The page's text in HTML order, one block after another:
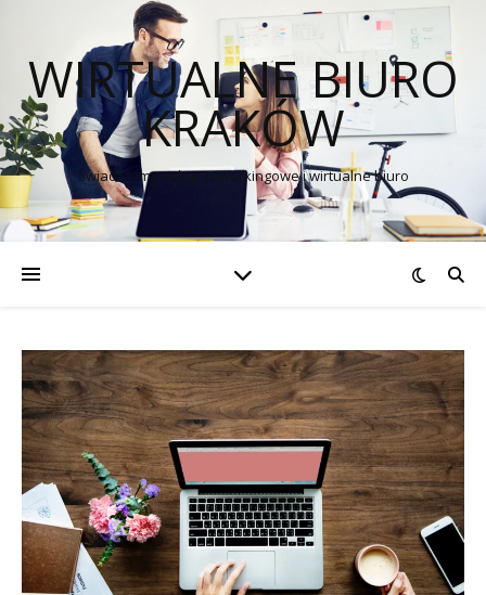
WIRTUALNE BIURO
KRAKÓW
Świadczymy usługi coworkingowe i wirtualne biuro